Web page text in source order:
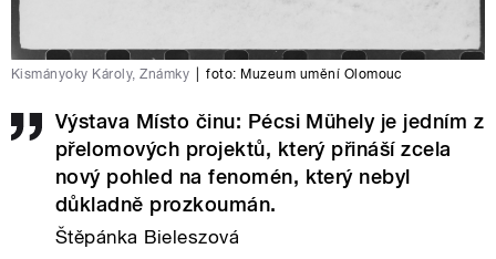
Kismányoky Károly, Známky foto: Muzeum umění Olomouc
Výstava Místo činu: Pécsi Mühely je jedním z
přelomových projektů, který přináší zcela
nový pohled na fenomén, který nebyl
důkladně prozkoumán.
Štěpánka Bieleszová